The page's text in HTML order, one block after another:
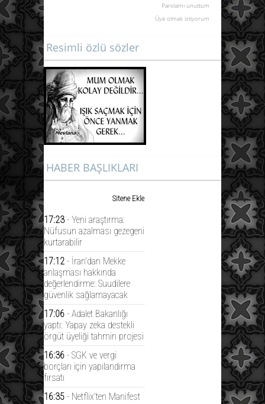
Parolamı unuttum
Üye olmak istiyorum
Resimli özlü sözler
HABER BAŞLIKLARI